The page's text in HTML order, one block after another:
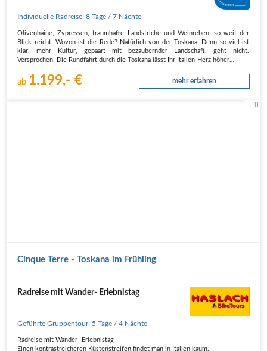
Individuelle Radreise ,8 Tage / 7 Nächte
Olivenhaine, Zypressen, traumhafte Landstriche und Weinreben, so weit der
Blick reicht. Wovon ist die Rede? Natürlich von der Toskana. Denn so viel ist
klar, mehr Kultur, gepaart mit bezaubernder Landschaft, geht nicht.
Versprochen! Die Rundfahrt durch die Toskana lässt Ihr Italien-Herz höher…
ab 1.199,- € mehr erfahren
Cinque Terre - Toskana im Frühling
Radreise mit Wander- Erlebnistag
Geführte Gruppentour, 5 Tage / 4 Nächte
Radreise mit Wander- Erlebnistag
Einen kontrastreicheren Küstenstreifen findet man in Italien kaum.